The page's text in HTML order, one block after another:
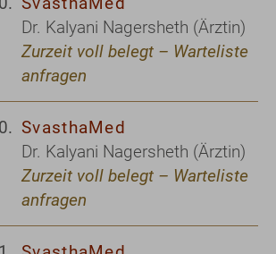
Dr. Kalyani Nagersheth (Ärztin)
Zurzeit voll belegt – Warteliste
anfragen
SvasthaMed
Dr. Kalyani Nagersheth (Ärztin)
Zurzeit voll belegt – Warteliste
anfragen